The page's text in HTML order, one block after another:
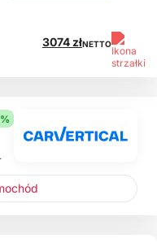
3074 złNETTO